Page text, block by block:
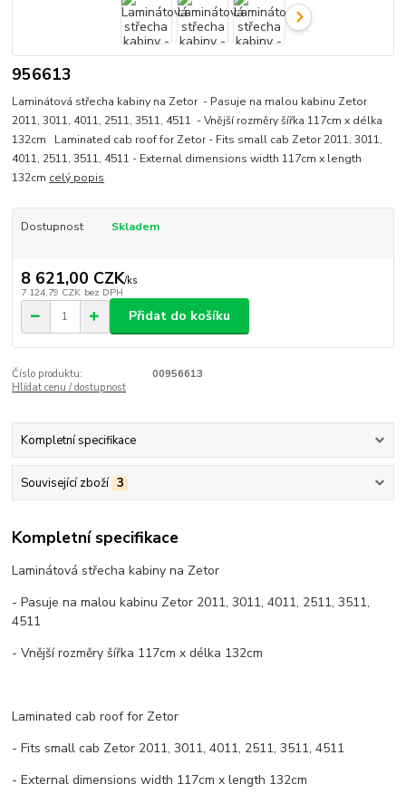
956613
Laminátová střecha kabiny na Zetor - Pasuje na malou kabinu Zetor
2011, 3011, 4011, 2511, 3511, 4511 - Vnější rozměry šířka 117cm x délka
132cm Laminated cab roof for Zetor - Fits small cab Zetor 2011, 3011,
4011, 2511, 3511, 4511 - External dimensions width 117cm x length
132cm celý popis
Dostupnost Skladem
8 621,00 CZK/ks
7 124,79 CZK bez DPH
Přidat do košíku
Číslo produktu:
00956613
Hlídat cenu / dostupnost
Kompletní specifikace
Související zboží 3
Kompletní specifikace
Laminátová střecha kabiny na Zetor
- Pasuje na malou kabinu Zetor 2011, 3011, 4011, 2511, 3511,
4511
- Vnější rozměry šířka 117cm x délka 132cm
Laminated cab roof for Zetor
- Fits small cab Zetor 2011, 3011, 4011, 2511, 3511, 4511
- External dimensions width 117cm x length 132cm